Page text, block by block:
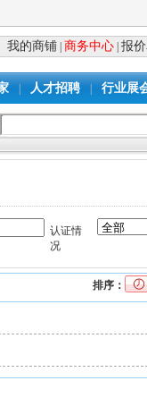
我的商铺 商务中心 |报
人才招聘 行业展
认证情
况
排序：